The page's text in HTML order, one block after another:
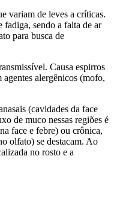
variam de leves a críticas.
fadiga, sendo a falta de ar
para busca de
Causa espirros
alergênicos (mofo,
(cavidades da face
de muco nessas regiões é
face e febre) ou crônica,
olfato) se destacam. Ao
no rosto e a